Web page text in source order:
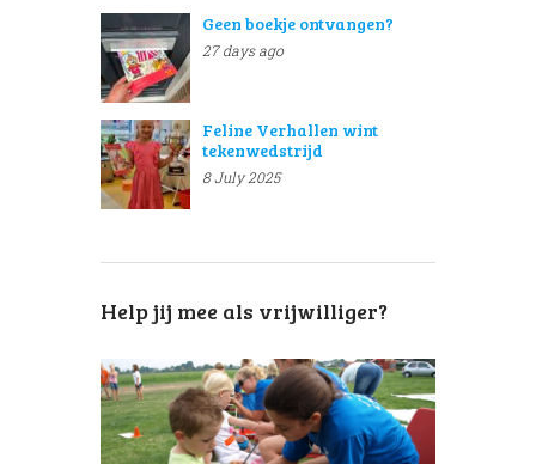
Geen boekje ontvangen?
27 days ago
Feline Verhallen wint
tekenwedstrijd
8 July 2025
Help jij mee als vrijwilliger?